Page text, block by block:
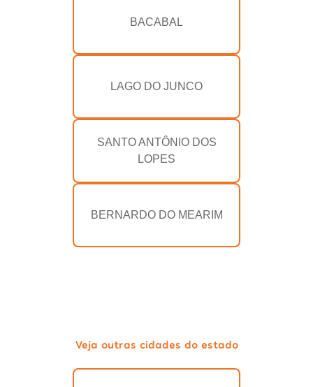
BACABAL
LAGO DO JUNCO
SANTO ANTÔNIO DOS
LOPES
BERNARDO DO MEARIM
Veja outras cidades do estado